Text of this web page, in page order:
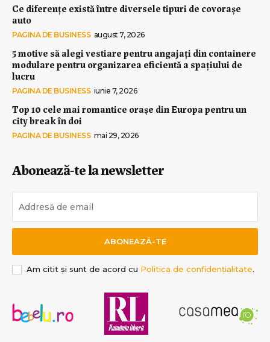
Ce diferențe există între diversele tipuri de covorașe
auto
PAGINA DE BUSINESS august 7, 2026
5 motive să alegi vestiare pentru angajați din containere
modulare pentru organizarea eficientă a spațiului de
lucru
PAGINA DE BUSINESS iunie 7, 2026
Top 10 cele mai romantice orașe din Europa pentru un
city break în doi
PAGINA DE BUSINESS mai 29, 2026
Abonează-te la newsletter
ABONEAZĂ-TE
Am citit și sunt de acord cu Politica de confidențialitate.